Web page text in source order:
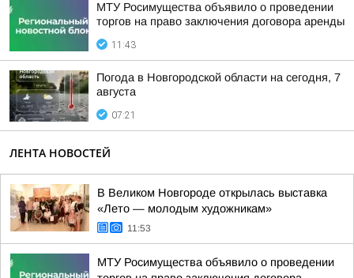
МТУ Росимущества объявило о проведении
торгов на право заключения договора аренды
11:43
Погода в Новгородской области на сегодня, 7
августа
07:21
ЛЕНТА НОВОСТЕЙ
В Великом Новгороде открылась выставка
«Лето — молодым художникам»
11:53
МТУ Росимущества объявило о проведении